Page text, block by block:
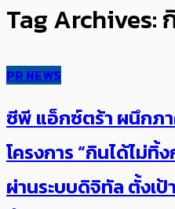
Tag Archives:
PR NEWS
ซีพี แอ็กซ์ตร้า ผนึกภ
โครงการ “กินได้ไม่ทิ้
ผ่านระบบดิจิทัล ตั้งเ